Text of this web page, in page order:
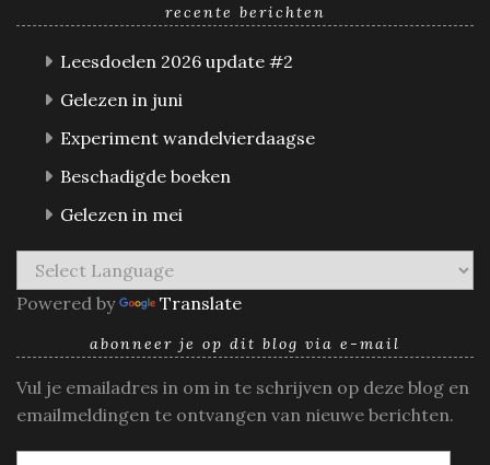
recente berichten
Leesdoelen 2026 update #2
Gelezen in juni
Experiment wandelvierdaagse
Beschadigde boeken
Gelezen in mei
Powered by Translate
abonneer je op dit blog via e-mail
Vul je emailadres in om in te schrijven op deze blog en
emailmeldingen te ontvangen van nieuwe berichten.